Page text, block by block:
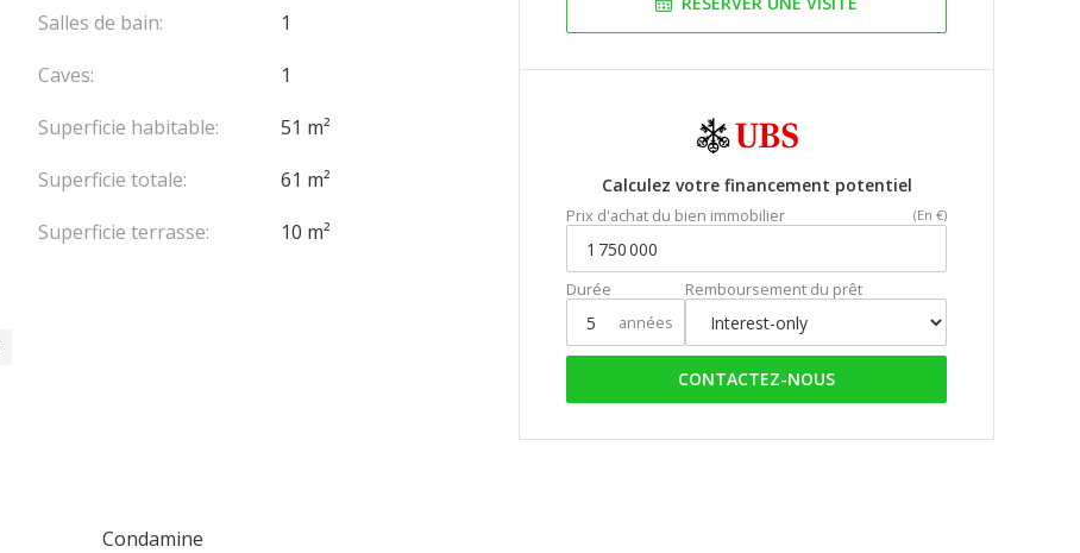
Calculez votre financement potentiel
Prix d'achat du bien immobilier (En €)
Durée
années
Remboursement du prêt
CONTACTEZ-NOUS
Salles de bain:
1
Caves:
1
Superficie habitable:
51 m²
Superficie totale:
61 m²
Superficie terrasse:
10 m²
Condamine